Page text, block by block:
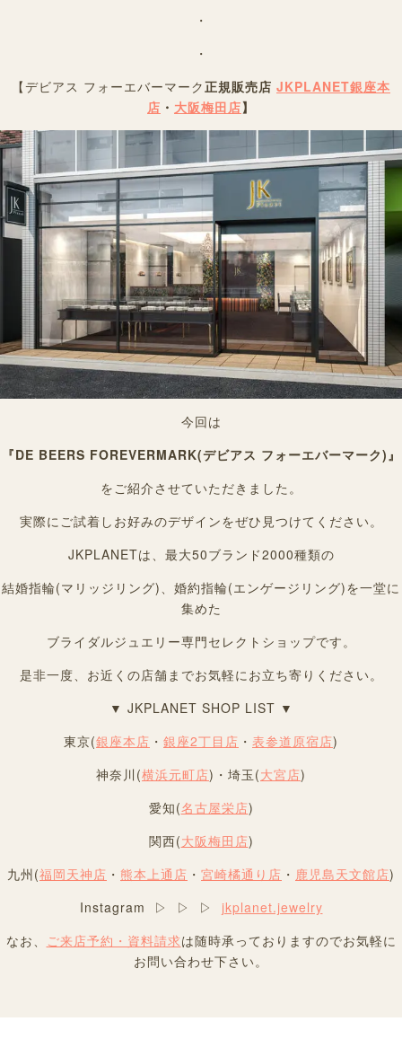
・
・
【デビアス フォーエバーマーク正規販売店 JKPLANET銀座本
店 ・ 大阪梅田店】
今回は
『DE BEERS FOREVERMARK(デビアス フォーエバーマーク) 』
をご紹介させていただきました。
実際にご試着しお好みのデザインをぜひ見つけてください。
JKPLANETは、最大50ブランド2000種類の
結婚指輪(マリッジリング)、婚約指輪(エンゲージリング)を一堂に
集めた
ブライダルジュエリー専門セレクトショップです。
是非一度、お近くの店舗までお気軽にお立ち寄りください。
▼ JKPLANET SHOP LIST ▼
東京(銀座本店 ・ 銀座2丁目店 ・ 表参道原宿店)
神奈川(横浜元町店)・埼玉(大宮店)
愛知(名古屋栄店)
関西(大阪梅田店)
九州(福岡天神店 ・ 熊本上通店 ・ 宮崎橘通り店 ・ 鹿児島天文館店)
Instagram ▷ ▷ ▷ jkplanet.jewelry
なお、
ご来店予約・資料請求は随時承っておりますのでお気軽に
お問い合わせ下さい。